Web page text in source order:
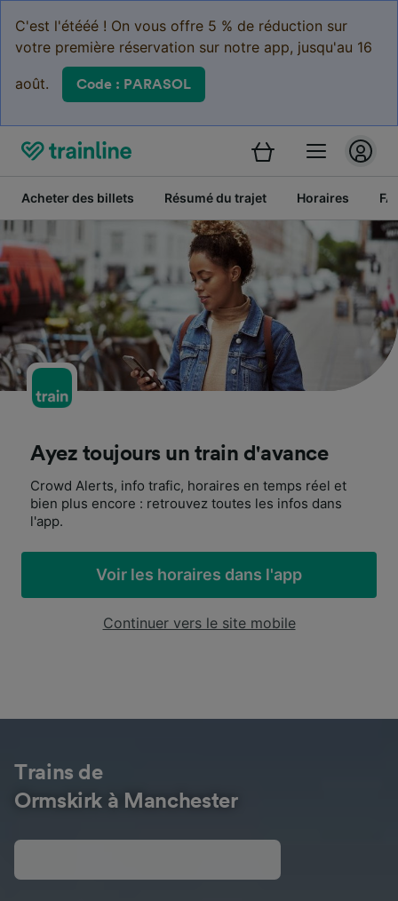
C'est l'étééé ! On vous offre 5 % de réduction sur
votre première réservation sur notre app, jusqu'au 16
août. Code : PARASOL
Acheter des billets Résumé du trajet Horaires
Ayez toujours un train d'avance
Crowd Alerts, info trafic, horaires en temps réel et
bien plus encore : retrouvez toutes les infos dans
l'app.
Voir les horaires dans l'app
Continuer vers le site mobile
Trains de
Ormskirk à Manchester